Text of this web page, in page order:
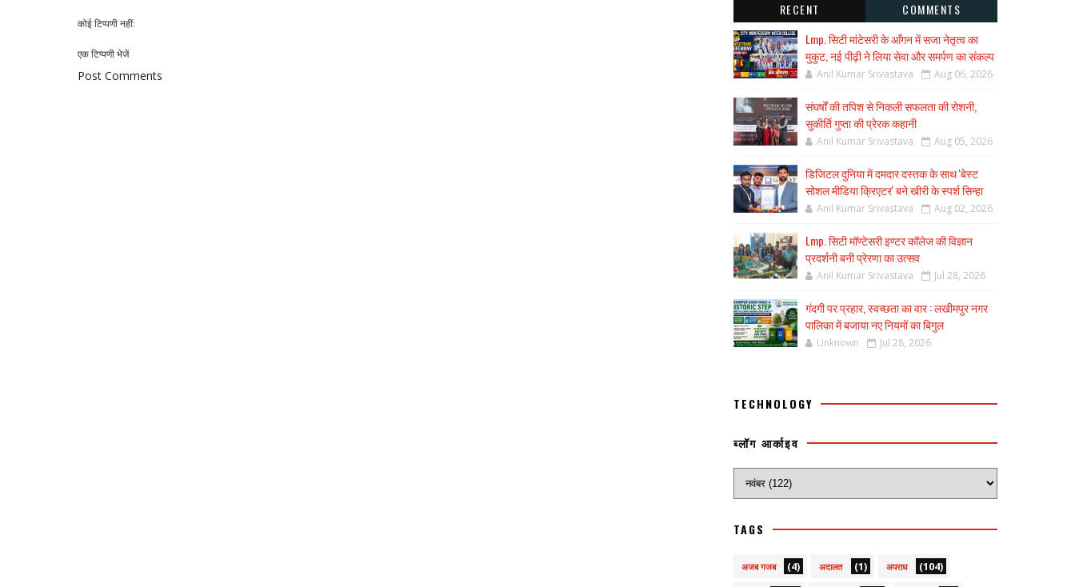
कोई टिप्पणी नहीं:
एक टिप्पणी भेजें
Post Comments
RECENT
COMMENTS
Lmp. सिटी मांटेसरी के आँगन में सजा नेतृत्व का
मुकुट, नई पीढ़ी ने लिया सेवा और समर्पण का संकल्प
Anil Kumar Srivastava Aug 06, 2026
संघर्षों की तपिश से निकली सफलता की रोशनी,
सुकीर्ति गुप्ता की प्रेरक कहानी
Anil Kumar Srivastava Aug 05, 2026
डिजिटल दुनिया में दमदार दस्तक के साथ 'बेस्ट
सोशल मीडिया क्रिएटर' बने खीरी के स्पर्श सिन्हा
Anil Kumar Srivastava Aug 02, 2026
Lmp. सिटी मॉण्टेसरी इण्टर कॉलेज की विज्ञान
प्रदर्शनी बनी प्रेरणा का उत्सव
Anil Kumar Srivastava Jul 28, 2026
गंदगी पर प्रहार, स्वच्छता का वार : लखीमपुर नगर
पालिका में बजाया नए नियमों का बिगुल
Unknown Jul 28, 2026
TECHNOLOGY
ब्लॉग आर्काइव
TAGS
अजब गजब (4) अदालत (1) अपराध (104)